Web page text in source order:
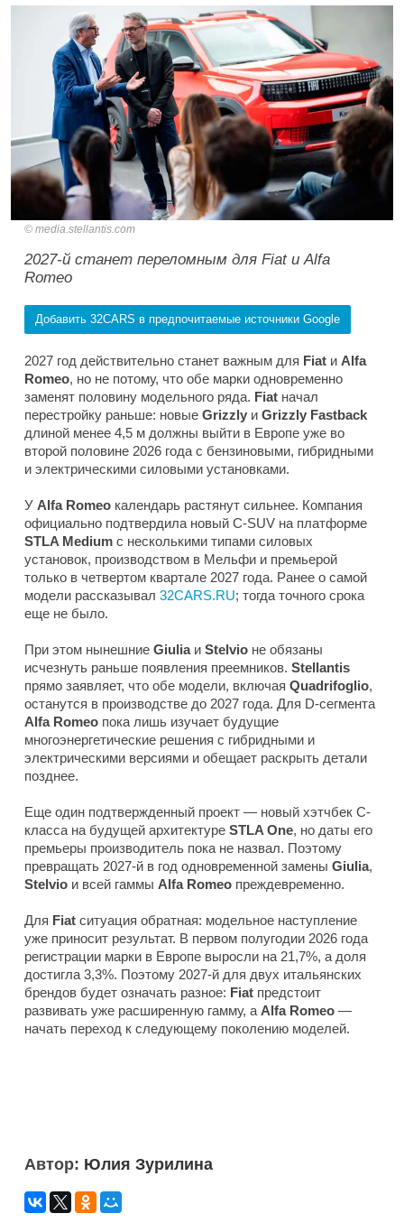
media.stellantis.com
2027-й станет переломным для Fiat и Alfa
Romeo
Добавить 32CARS в предпочитаемые источники Google
2027 год действительно станет важным для Fiat и Alfa
Romeo, но не потому, что обе марки одновременно
заменят половину модельного ряда. Fiat начал
перестройку раньше: новые Grizzly и Grizzly Fastback
длиной менее 4,5 м должны выйти в Европе уже во
второй половине 2026 года с бензиновыми, гибридными
и электрическими силовыми установками.
У Alfa Romeo календарь растянут сильнее. Компания
официально подтвердила новый C-SUV на платформе
STLA Medium с несколькими типами силовых
установок, производством в Мельфи и премьерой
только в четвертом квартале 2027 года. Ранее о самой
модели рассказывал 32CARS.RU; тогда точного срока
еще не было.
При этом нынешние Giuliaи Stelvio не обязаны
исчезнуть раньше появления преемников. Stellantis
прямо заявляет, что обе модели, включая Quadrifoglio,
останутся в производстве до 2027 года. Для D-сегмента
Alfa Romeo пока лишь изучает будущие
многоэнергетические решения с гибридными и
электрическими версиями и обещает раскрыть детали
позднее.
Еще один подтвержденный проект — новый хэтчбек C-
класса на будущей архитектуре STLA One, но даты его
премьеры производитель пока не назвал. Поэтому
превращать 2027-й в год одновременной замены Giulia,
Stelvio и всей гаммы Alfa Romeo преждевременно.
Для Fiat ситуация обратная: модельное наступление
уже приносит результат. В первом полугодии 2026 года
регистрации марки в Европе выросли на 21,7%, а доля
достигла 3,3%. Поэтому 2027-й для двух итальянских
брендов будет означать разное: Fiat предстоит
развивать уже расширенную гамму, а Alfa Romeo —
начать переход к следующему поколению моделей.
Автор: Юлия Зурилина